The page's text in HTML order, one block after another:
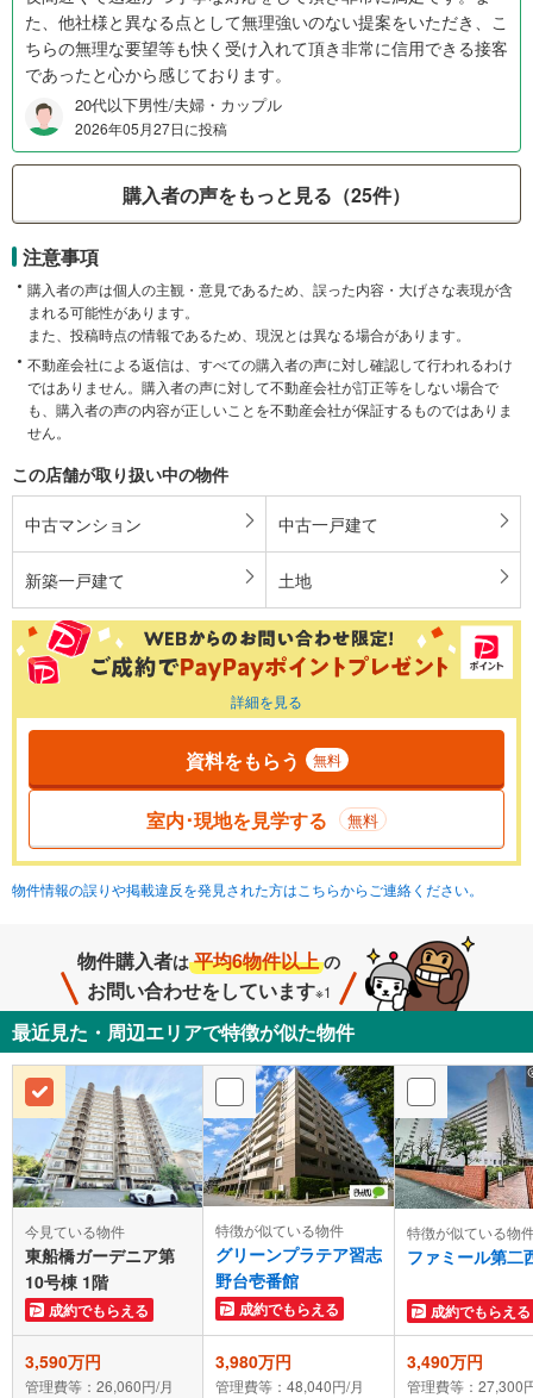
た、他社様と異なる点として無理強いのない提案をいただき、こ
ちらの無理な要望等も快く受け入れて頂き非常に信用できる接客
であったと心から感じております。
20代以下男性/夫婦・カップル
2026年05月27日に投稿
購入者の声をもっと見る（25件）
注意事項
購入者の声は個人の主観・意見であるため、誤った内容・大げさな表現が含
まれる可能性があります。
また、投稿時点の情報であるため、現況とは異なる場合があります。
不動産会社による返信は、すべての購入者の声に対し確認して行われるわけ
ではありません。購入者の声に対して不動産会社が訂正等をしない場合で
も、購入者の声の内容が正しいことを不動産会社が保証するものではありま
せん。
この店舗が取り扱い中の物件
中古マンション 中古一戸建て
新築一戸建て 土地
詳細を見る
資料をもらう 無料
室内･現地を見学する 無料
物件情報の誤りや掲載違反を発見された方はこちらからご連絡ください。
物件購入者は 平均6物件以上 の
お問い合わせをしています※1
最近見た・周辺エリアで特徴が似た物件
今見ている物件
東船橋ガーデニア第
10号棟 1階
成約でもらえる
特徴が似ている物件
グリーンプラテア習志
野台壱番館
成約でもらえる
特徴が似ている物
ファミール第二
成約でもらえる
3,590万円
管理費等：26,060円/月
3,980万円
管理費等：48,040円/月
3,490万円
管理費等：27,300